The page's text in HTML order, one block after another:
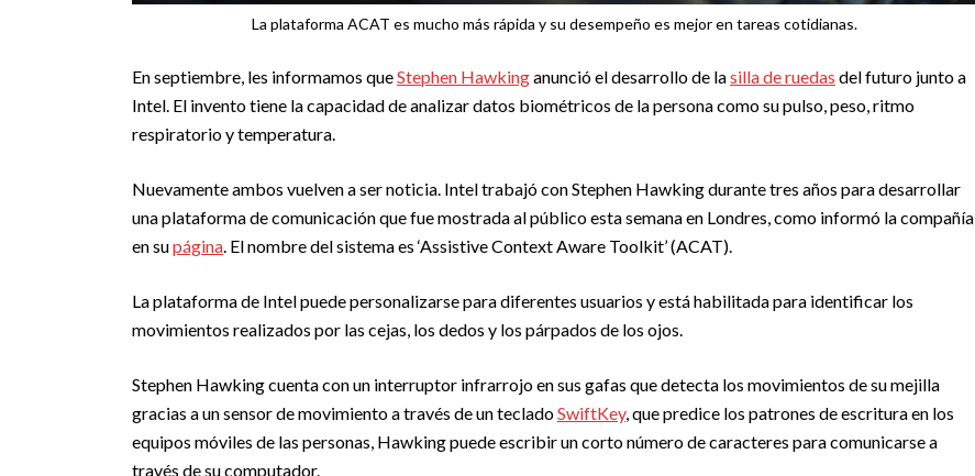
La plataforma ACAT es mucho más rápida y su desempeño es mejor en tareas cotidianas.
En septiembre, les informamos queStephen Hawkinganunció el desarrollo de lasilla de ruedas del futuro junto a
Intel. El invento tiene la capacidad de analizar datos biométricos de la persona como su pulso, peso, ritmo
respiratorio y temperatura.
Nuevamente ambos vuelven a ser noticia. Intel trabajó con Stephen Hawking durante tres años para desarrollar
una plataforma de comunicación que fue mostrada al público esta semana en Londres, como informó la compañía
en supágina. El nombre del sistema es ‘Assistive Context Aware Toolkit’ (ACAT).
La plataforma de Intel puede personalizarse para diferentes usuarios y está habilitada para identificar los
movimientos realizados por las cejas, los dedos y los párpados de los ojos.
Stephen Hawking cuenta con un interruptor infrarrojo en sus gafas que detecta los movimientos de su mejilla
gracias a un sensor de movimiento a través de un tecladoSwiftKey, que predice los patrones de escritura en los
equipos móviles de las personas, Hawking puede escribir un corto número de caracteres para comunicarse a
través de su computador.